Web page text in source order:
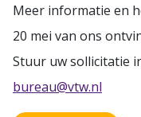
Meer informatie en
20 mei van ons
Stuur uw sollicitatie
bureau@vtw.nl